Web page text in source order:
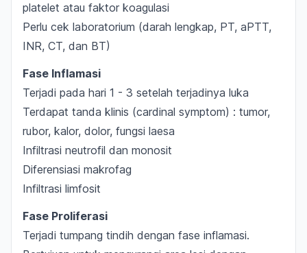
platelet atau faktor koagulasi
Perlu cek laboratorium (darah lengkap, PT, aPTT,
INR, CT, dan BT)
Fase Inflamasi
Terjadi pada hari 1 - 3 setelah terjadinya luka
Terdapat tanda klinis (cardinal symptom) : tumor,
rubor, kalor, dolor, fungsi laesa
Infiltrasi neutrofil dan monosit
Diferensiasi makrofag
Infiltrasi limfosit
Fase Proliferasi
Terjadi tumpang tindih dengan fase inflamasi.